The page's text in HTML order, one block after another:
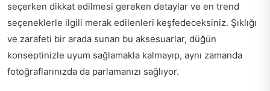
seçerken dikkat edilmesi gereken detaylar ve en trend
seçeneklerle ilgili merak edilenleri keşfedeceksiniz. Şıklığı
ve zarafeti bir arada sunan bu aksesuarlar, düğün
konseptinizle uyum sağlamakla kalmayıp, aynı zamanda
fotoğraflarınızda da parlamanızı sağlıyor.